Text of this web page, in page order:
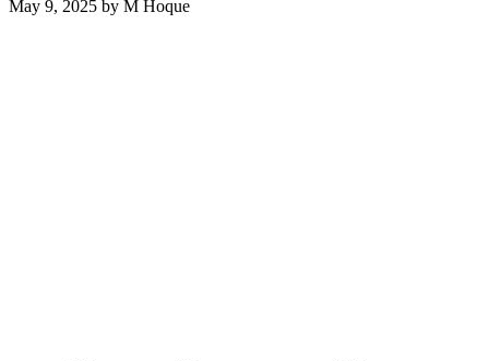
May 9, 2025 by M Hoque